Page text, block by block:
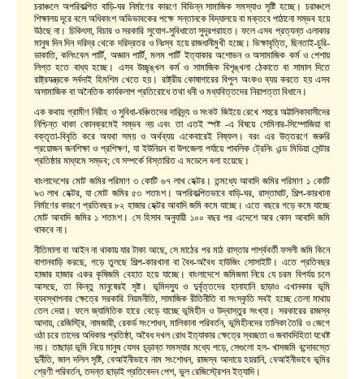
চরাঞ্চলে অপরিকল্পিত বাড়ি-ঘর নির্মাণের কারণে বিভিন্ন সামাজিক সমস্যাও সৃষ্টি হচ্ছে। চরাঞ্চলে
শিক্ষালয় দূরে বলে অধিকাংশ অভিভাবকের পক্ষে সন্তানকে বিদ্যালয়ে বা মক্তবে পাঠানো সম্ভব হয়ে
উঠছে না। চিকিৎসা, বিচার ও সরকারি সুযোগ-সুবিধাতো সুদূরপরাহত। ফলে এসব প্রত্যন্ত এলাকার
মানুষ দিন দিন দরিদ্র থেকে দরিদ্রতর ও নিঃস্ব হয়ে রাজধানীমুখী হচ্ছে। ভিক্ষাবৃত্তি, ছিনতাই-চুরি-
ডাকাতি, কলিংবেল পার্টি, অজ্ঞান পার্টি, মলম পার্টি ইত্যাকার অশোভন ও অসামাজিক কর্ম ও পেশায়
লিপ্ত হতে বাধ্য হচ্ছে। এসব উচ্ছৃঙ্খল কর্ম ও সামাজিক বিশৃঙ্খলা ঠেকাতে বা সামাল দিতে
রাষ্ট্রযন্ত্রকে সর্বদাই হিমশিম খেতে হয়। রাষ্ট্রীয় কোষাগারের বিপুল অংকও ব্যয় করতে হয় এসব
অসামাজিক বা অনৈতিক কার্যকলাপ প্রতিরোধে তথা ধনী ও মধ্যবিত্তদের নিরাপত্তা বিধানে।
এক কথায় গ্রামীণ নিরীহ ও সুবিধা-বঞ্চিতদের দারিদ্র্য ও সংকট জিইয়ে রেখে শহুরে অট্টালিকাবাসীদের
নিশ্চিন্ত থাকা কোনক্রমেই সম্ভব নয় এবং তা এতই স্পষ্ট -এ বিষয়ে সেমিনার-সিম্পোজিয়া বা
বক্তৃতা-বিবৃতি করে অযথা সময় ও অর্থব্যয় একেবারেই নিষ্ফল। বরং এর উত্তরণে জরুরি
প্রয়োজন জনশিক্ষা ও প্রশিক্ষণ, যা ইউনিয়ন বা উপজেলা পর্যায়ে পাবলিক ট্রেনিং এন্ড মিডিয়া সেন্টার
প্রতিষ্ঠার মাধ্যমে সম্ভব; যে সম্পর্কে বিস্তারিত এ মডেলে বলা হয়েছে।
বাংলাদেশের মোট জমির পরিমাণ ৩ কোটি ৬৭ লাখ হেক্টর। তন্মধ্যে আবাদি জমির পরিমাণ ১ কোটি
৯৩ লাখ হেক্টর, যা মোট জমির ৫৩ শতাংশ। অপরিকল্পিতভাবে বাড়ি-ঘর, রাস্তাঘাট, শিল্প-কারখানা
নির্মাণের কারণে প্রতিবছর ৮২ হাজার হেক্টর আবাদি জমি কমে যাচ্ছে। এতে বছরে গড়ে কমে যাচ্ছে
মোট আবাদি জমির ১ শতাংশ। সে হিসাব অনুযায়ী ১০০ বছর পর এদেশে আর কোন আবাদি জমি
থাকবে না।
নীতিমালা বা আইন না থাকায় যার টাকা আছে, সে মাঠের পর মাঠ রাস্তার পার্শ্ববর্তী ফসলী জমি কিনে
বাগানবাড়ি করছে, গড়ে তুলছে শিল্প-কারখানা বা বৈধ-অবৈধ হাউজিং সোসাইটি। এতে প্রতিবছর
হাজার হাজার একর কৃষিজমি বেহাত হয়ে যাচ্ছে। বাংলাদেশে জমিজমা নিয়ে যে চরম বিপর্যয় চলে
আসছে, তা কিন্তু মানুষেরই সৃষ্ট। ভূমিদস্যু ও দুর্বৃত্তদের হানাহানি ছাড়াও এখানকার ভূমি
ব্যবস্থাপনার ক্ষেত্রে সরকারি নিয়মনীতি, সামাজিক রীতিনীতি বা সংস্কৃতি সবই হচ্ছে তেলা মাথায়
তেল দেয়া। ফলে জ্যামিতিক হারে বেড়ে যাচ্ছে ভূমিহীন ও উদ্বাস্তুর সংখ্যা। সরকারের রাজস্ব
আদায়, রেজিস্ট্রি, নামজারী, রেকর্ড সংশোধন, মালিকানা পরিবর্তন, ভূমিহীনদের তালিকা তৈরি ও জেগে
ওঠা চরে তাদের অধিকার প্রতিষ্ঠা, অবৈধ দখল রোধ ইত্যাকার ক্ষেত্রে স্বচ্ছতা ও জবাবদিহিতা যথেষ্ট
নয়। তাছাড়া ভূমি নিয়ে মানুষ যেসব চূড়ান্ত সমস্যার মধ্যে পড়ে, সেগুলো হল- খাসজমি বন্দোবস্তে
দুর্নীতি, জাল দলিল সৃষ্টি, বেআইনীভাবে নাম সংশোধন, রাজস্ব আদায়ে হয়রানি, বেআইনীভাবে ভূমির
শ্রেণী পরিবর্তন, তদন্ত ছাড়াই প্রতিবেদন পেশ, ভুল রেজিস্ট্রেশন ইত্যাদি।